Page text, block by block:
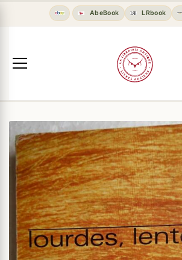
AbeBook LRbook